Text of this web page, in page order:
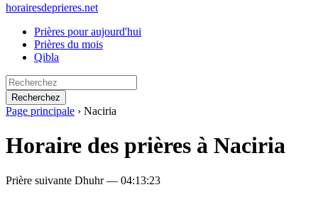
horairesdeprieres.net
Prières pour aujourd'hui
Prières du mois
Qibla
Recherchez
Page principale › Naciria
Horaire des prières à Naciria
Prière suivante Dhuhr — 04:13:23